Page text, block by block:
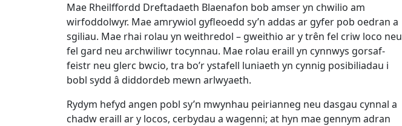
Mae Rheilffordd Dreftadaeth Blaenafon bob amser yn chwilio am
wirfoddolwyr. Mae amrywiol gyfleoedd sy’n addas ar gyfer pob oedran a
sgiliau. Mae rhai rolau yn weithredol – gweithio ar y trên fel criw loco neu
fel gard neu archwiliwr tocynnau. Mae rolau eraill yn cynnwys gorsaf-
feistr neu glerc bwcio, tra bo’r ystafell luniaeth yn cynnig posibiliadau i
bobl sydd â diddordeb mewn arlwyaeth.
Rydym hefyd angen pobl sy’n mwynhau peirianneg neu dasgau cynnal a
chadw eraill ar y locos, cerbydau a wagenni; at hyn mae gennym adran